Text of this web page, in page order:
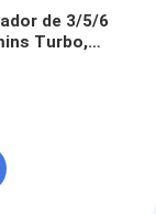
de 3/5/6
Turbo,